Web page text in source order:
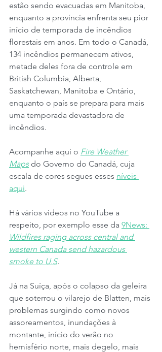
estão sendo evacuadas em Manitoba,
enquanto a província enfrenta seu pior
início de temporada de incêndios
florestais em anos. Em todo o Canadá,
134 incêndios permanecem ativos,
metade deles fora de controle em
British Columbia, Alberta,
Saskatchewan, Manitoba e Ontário,
enquanto o país se prepara para mais
uma temporada devastadora de
incêndios.
Acompanhe aqui o Fire Weather
Maps do Governo do Canadá, cuja
escala de cores segues esses níveis
aqui.
Há vários videos no YouTube a
respeito, por exemplo esse da 9News:
Wildfires raging across central and
western Canada send hazardous
smoke to U.S.
Já na Suíça, após o colapso da geleira
que soterrou o vilarejo de Blatten, mais
problemas surgindo como novos
assoreamentos, inundações à
montante, início do verão no
hemisfério norte, mais degelo, mais